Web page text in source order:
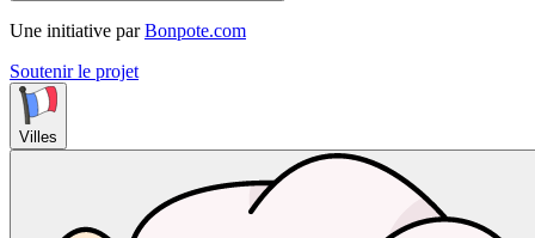
Une initiative par Bonpote.com
Soutenir le projet
Villes